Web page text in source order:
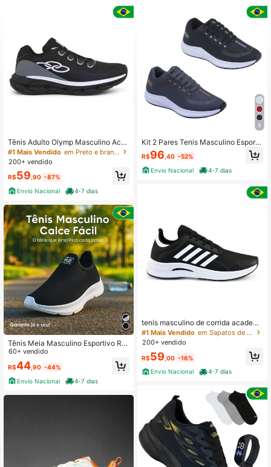
4,92
4,92 1K Seguidores
Tênis Adulto Olymp Masculino Aca
demia Esportivo Confortável Leve
Macio
#1 Mais Vendido
em Preto e branco Calçado Desportivo Masculino
200+ vendido
R$59,90 -87%
Envio Nacional
4-7 dias
Tênis Meia Masculino Esportivo RZ
- Perfeito Para Caminhadas, Desem
penho e Resistencia Para o Ar Livre
- Explore Agora!
60+ vendido
R$44 ,90 -44%
Envio Nacional
4-7 dias
8
Kit 2 Pares Tenis Masculino Esporti
vo Academia Corrida-Treino Trabal
ho Confortavel
R$96 ,40 -52%
Envio Nacional
4-7 dias
tenis masculino de corrida academi
a esportes dia a dia
#1 Mais Vendido
em Sapatos de Caminhada Masculinos
200+ vendido
R$59 ,00 -16%
Envio Nacional
4-7 dias